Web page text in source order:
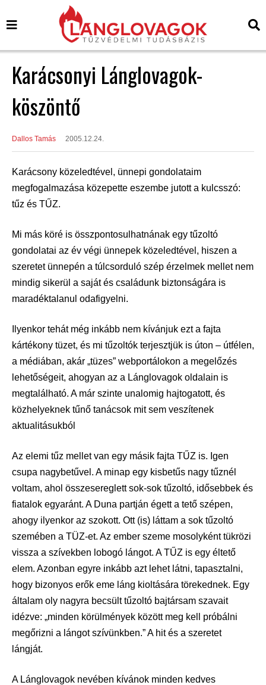
Karácsonyi Lánglovagok-
köszöntő
Dallos Tamás 2005.12.24.
Karácsony közeledtével, ünnepi gondolataim
megfogalmazása közepette eszembe jutott a kulcsszó:
tűz és TŰZ.
Mi más köré is összpontosulhatnának egy tűzoltó
gondolatai az év végi ünnepek közeledtével, hiszen a
szeretet ünnepén a túlcsorduló szép érzelmek mellet nem
mindig sikerül a saját és családunk biztonságára is
maradéktalanul odafigyelni.
Ilyenkor tehát még inkább nem kívánjuk ezt a fajta
kártékony tüzet, és mi tűzoltók terjesztjük is úton – útfélen,
a médiában, akár „tüzes” webportálokon a megelőzés
lehetőségeit, ahogyan az a Lánglovagok oldalain is
megtalálható. A már szinte unalomig hajtogatott, és
közhelyeknek tűnő tanácsok mit sem veszítenek
aktualitásukból
Az elemi tűz mellet van egy másik fajta TŰZ is. Igen
csupa nagybetűvel. A minap egy kisbetűs nagy tűznél
voltam, ahol összesereglett sok-sok tűzoltó, idősebbek és
fiatalok egyaránt. A Duna partján égett a tető szépen,
ahogy ilyenkor az szokott. Ott (is) láttam a sok tűzoltó
szemében a TÜZ-et. Az ember szeme mosolyként tükrözi
vissza a szívekben lobogó lángot. A TŰZ is egy éltető
elem. Azonban egyre inkább azt lehet látni, tapasztalni,
hogy bizonyos erők eme láng kioltására törekednek. Egy
általam oly nagyra becsült tűzoltó bajtársam szavait
idézve: „minden körülmények között meg kell próbálni
megőrizni a lángot szívünkben.” A hit és a szeretet
lángját.
A Lánglovagok nevében kívánok minden kedves